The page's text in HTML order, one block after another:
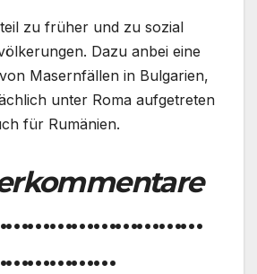
zu früher und zu sozial
Dazu anbei eine
Masernfällen in Bulgarien,
unter Roma aufgetreten
für Rumänien.